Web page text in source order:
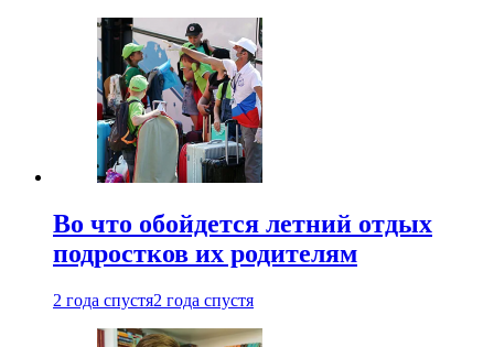
Во что обойдется летний отдых
подростков их родителям
2 года спустя2 года спустя